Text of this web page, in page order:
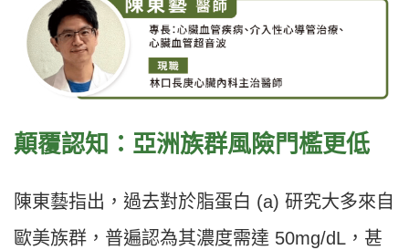
顛覆認知：亞洲族群風險門檻更低
陳東藝指出，過去對於脂蛋白 (a) 研究大多來自
歐美族群，普遍認為其濃度需達 50mg/dL，甚